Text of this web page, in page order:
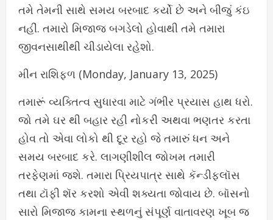
તમે તેમની સાથે સમય બરબાદ કર્યો છે અને બીજું કંઇ
નહીં. તમારો મિજાજ બગડેલો હોવાથી તમે તમારા
જીવનસાથીથી ચીડાયેલા રહેશો.
મીન રાશિફળ (Monday, January 13, 2025)
તમારૂં વ્યક્તિત્વ સુધારવા માટે ગંભીર પ્રયાસ હાથ ધરો.
જો તમે ઘર થી બહાર રહી નોકરી અથવા ભણતર કરતા
હોવ તો એવા લોકો થી દૂર રહો જે તમારું ધન અને
સમય બરબાદ કરે. લાગણીશીલ જોખમ તમારી
તરફેણમાં જશે. તમારા પ્રિયપાત્ર સાથે કૅન્ડીફ્લૉસ
તથા ટૉફી શૅર કરશો એવી શક્યતા જોવાય છે. બૉસનો
સારો મિજાજ કામના સ્થળનું સંપૂર્ણ વાતાવરણ ખૂબ જ